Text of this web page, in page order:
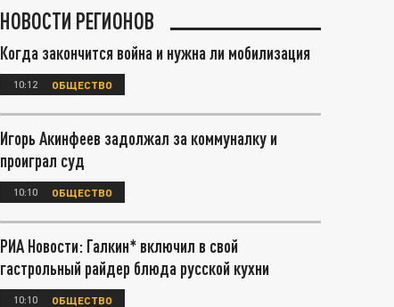
НОВОСТИ РЕГИОНОВ
Когда закончится война и нужна ли мобилизация
10:12 ОБЩЕСТВО
Игорь Акинфеев задолжал за коммуналку и
проиграл суд
10:10 ОБЩЕСТВО
РИА Новости: Галкин* включил в свой
гастрольный райдер блюда русской кухни
10:10 ОБЩЕСТВО